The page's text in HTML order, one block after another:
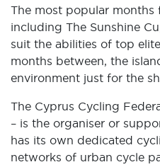
The most popular months
including The Sunshine
suit the abilities of top
months between, the
environment just for the
The Cyprus Cycling
– is the organiser or
has its own dedicated
networks of urban cycle